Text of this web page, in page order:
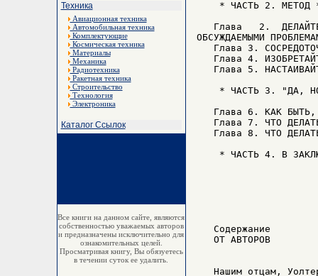
Техника
Авиационная техника
Автомобильная техника
Комплектующие
Космическая техника
Материалы
Механика
Радиотехника
Ракетная техника
Строительство
Технология
Электроника
Каталог Ссылок
Все книги на данном сайте, являются
собственностью уважаемых авторов
и предназначены исключительно для
ознакомительных целей.
Просматривая книгу, Вы обязуетесь
в течении суток ее удалить.